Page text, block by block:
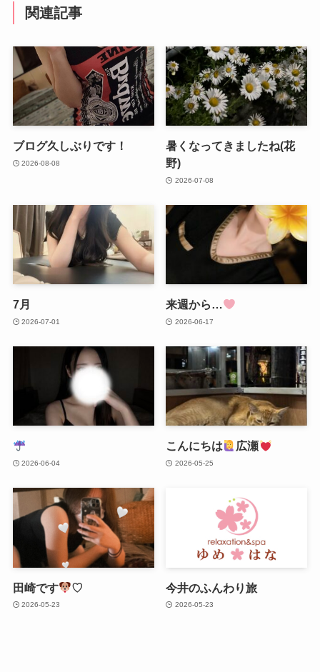
関連記事
ブログ久しぶりです！
2026-08-08
暑くなってきましたね(花
野)
2026-07-08
7月
2026-07-01
来週から…
2026-06-17
2026-06-04
こんにちは 広瀬
2026-05-25
田崎です ♡
2026-05-23
今井のふんわり旅
2026-05-23